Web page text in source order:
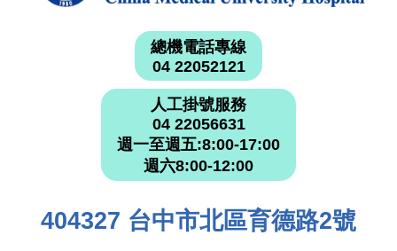
總機電話專線
04 22052121
人工掛號服務
04 22056631
週一至週五:8:00-17:00
週六8:00-12:00
404327 台中市北區育德路2號